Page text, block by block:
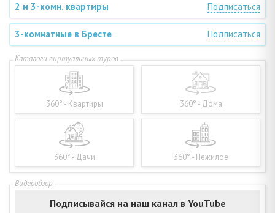
2 и 3-комн. квартиры Подписаться
3-комнатные в Бресте Подписаться
360° - Квартиры 360° - Дома
360° - Дачи 360° - Нежилое
Подписывайся на наш канал в YouTube